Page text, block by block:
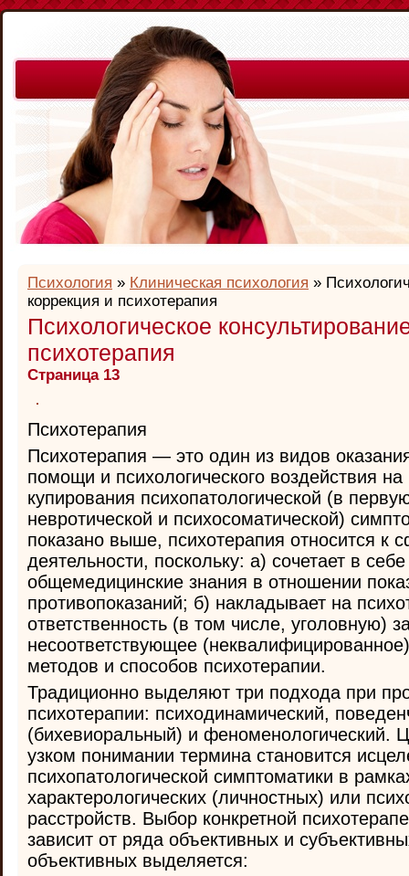
Психология » Клиническая психология »
коррекция и психотерапия
Психологическое
психотерапия
Страница 13
Психотерапия
Психотерапия — это один из видов
помощи и психологического воздействия
купирования психопатологической (в
невротической и психосоматической)
показано выше, психотерапия относится к
деятельности, поскольку: а) сочетает в
общемедицинские знания в отношении
противопоказаний; б) накладывает на
ответственность (в том числе, уголовную)
несоответствующее
методов и способов психотерапии.
Традиционно выделяют три подхода при
психотерапии: психодинамический,
(бихевиоральный) и феноменологический.
узком понимании термина становится
психопатологической симптоматики в
характерологических (личностных) или
расстройств. Выбор конкретной
зависит от ряда объективных и
объективных выделяется: